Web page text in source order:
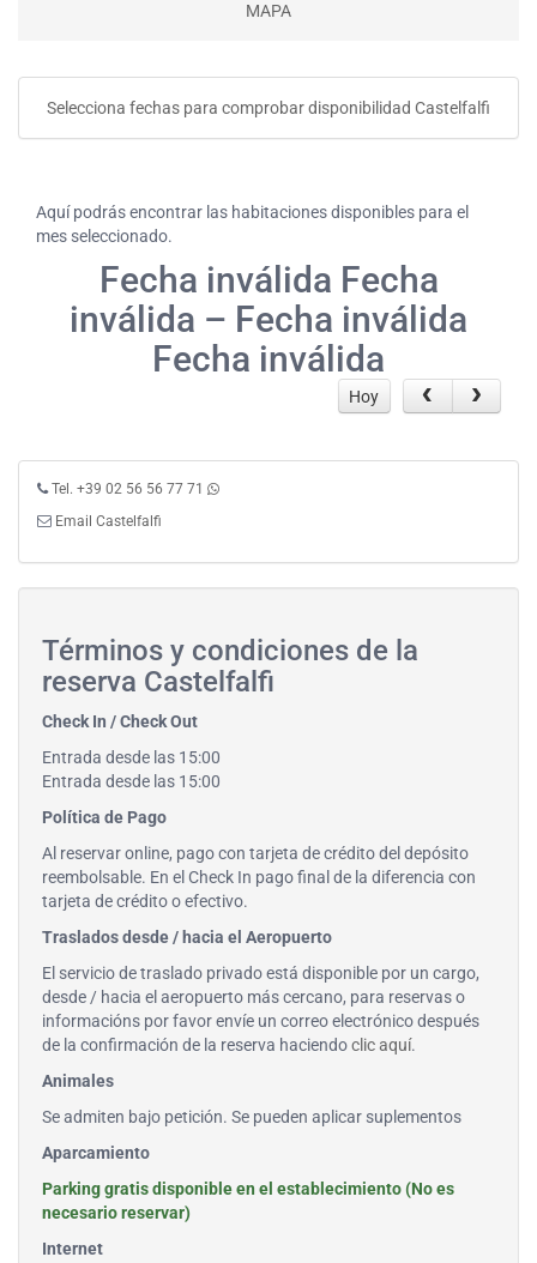
MAPA
Selecciona fechas para comprobar disponibilidad Castelfalfi
Aquí podrás encontrar las habitaciones disponibles para el
mes seleccionado.
Fecha inválida Fecha
inválida – Fecha inválida
Fecha inválida
Hoy
Tel. +39 02 56 56 77 71
Email Castelfalfi
Términos y condiciones de la
reserva Castelfalfi
Check In / Check Out
Entrada desde las 15:00
Entrada desde las 15:00
Política de Pago
Al reservar online, pago con tarjeta de crédito del depósito
reembolsable. En el Check In pago final de la diferencia con
tarjeta de crédito o efectivo.
Traslados desde / hacia el Aeropuerto
El servicio de traslado privado está disponible por un cargo,
desde / hacia el aeropuerto más cercano, para reservas o
informacións por favor envíe un correo electrónico después
de la confirmación de la reserva haciendoclic aquí.
Animales
Se admiten bajo petición. Se pueden aplicar suplementos
Aparcamiento
Parking gratis disponible en el establecimiento (No es
necesario reservar)
Internet